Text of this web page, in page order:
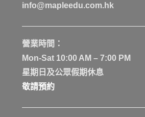
info@mapleedu.com.hk
營業時間：
Mon-Sat 10:00 AM – 7:00 PM
星期日及公眾假期休息
敬請預約